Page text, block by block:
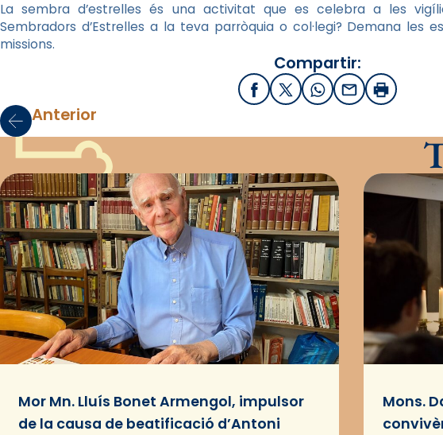
La sembra d’estrelles és una activitat que es celebra a les
Sembradors d’Estrelles a la teva parròquia o col·legi? Demana les
missions.
Compartir:
FacebookX / Twitter
WhatsApp
EmailImprimir
Anterior
Mor Mn. Lluís Bonet Armengol, impulsor
de la causa de beatificació d’Antoni
Mons.